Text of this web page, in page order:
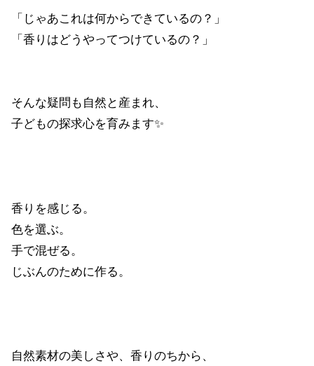
「じゃあこれは何からできているの？」
「香りはどうやってつけているの？」
そんな疑問も自然と産まれ、
子どもの探求心を育みます✨
香りを感じる。
色を選ぶ。
手で混ぜる。
じぶんのために作る。
自然素材の美しさや、香りのちから、